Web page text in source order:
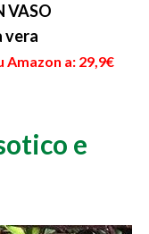
VASO
vera
a: 29,9€
e